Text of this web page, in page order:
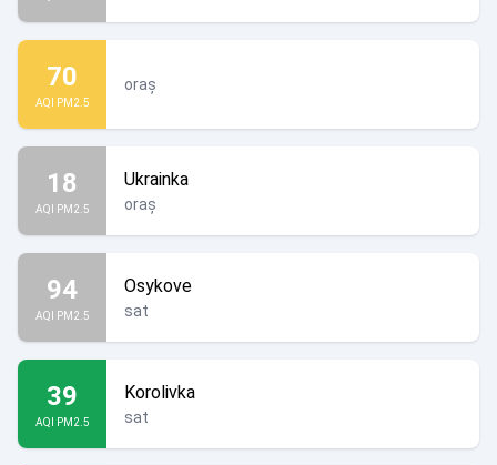
70
AQI PM2.5
oraș
18
AQI PM2.5
Ukrainka
oraș
94
AQI PM2.5
Osykove
sat
39
AQI PM2.5
Korolivka
sat